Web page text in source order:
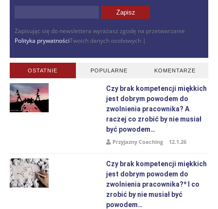
Zapisując się do newslettera wyrażasz zgodę na przetwarzanie
Twoich danych osobowych |
Polityka prywatności
OSTATNIE POPULARNE KOMENTARZE
Czy brak kompetencji miękkich
jest dobrym powodem do
zwolnienia pracownika? A
raczej co zrobić by nie musiał
być powodem…
Przyjazny Coaching 12.1.26
Czy brak kompetencji miękkich
jest dobrym powodem do
zwolnienia pracownika?* I co
zrobić by nie musiał być
powodem…